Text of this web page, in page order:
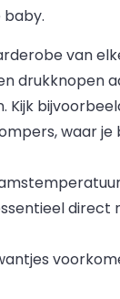
van
drukknopen
waar je
direct